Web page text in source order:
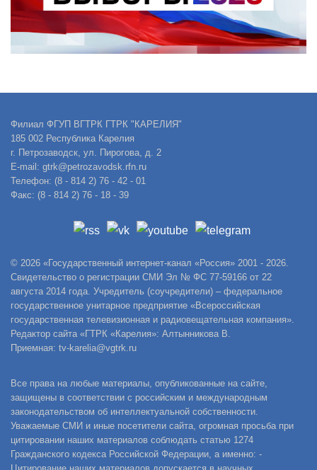
Филиал ФГУП ВГТРК ГТРК "КАРЕЛИЯ"
185 002 Республика Карелия
г. Петрозаводск, ул. Пирогова, д. 2
E-mail: gtrk@petrozavodsk.rfn.ru
Телефон: (8 - 814 2) 76 - 42 - 01
Факс: (8 - 814 2) 76 - 18 - 39
© 2026 «Государственный интернет-канал «Россия» 2001 - 2026.
Свидетельство о регистрации СМИ Эл № ФС 77-59166 от 22
августа 2014 года. Учредитель (соучредители) – федеральное
государственное унитарное предприятие «Всероссийская
государственная телевизионная и радиовещательная компания».
Редактор сайта «ГТРК «Карелия»: Алтынникова В.
Приемная: tv-karelia@vgtrk.ru
Все права на любые материалы, опубликованные на сайте,
защищены в соответствии с российским и международным
законодательством об интеллектуальной собственности.
Уважаемые СМИ и иные посетители сайта, огромная просьба при
цитировании наших материалов соблюдать статью 1274
Гражданского кодекса Российской Федерации, а именно: -